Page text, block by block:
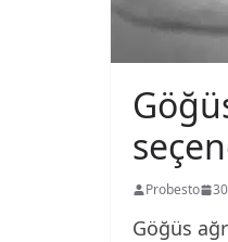
Probesto
Göğüs